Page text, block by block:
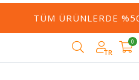
TÜM ÜRÜNLERDE
TR
0